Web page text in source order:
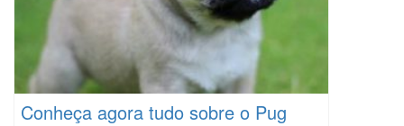
Conheça agora tudo sobre o Pug